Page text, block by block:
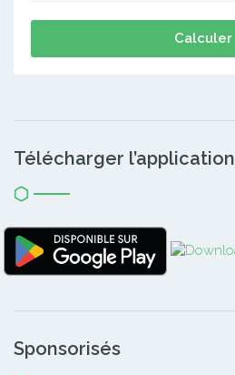
Calculer
Télécharger l’application
Sponsorisés